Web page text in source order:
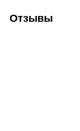
Отзывы